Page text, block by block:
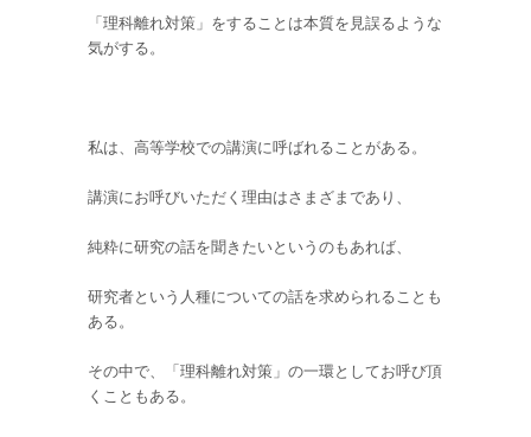
「理科離れ対策」をすることは本質を見誤るような
気がする。
私は、高等学校での講演に呼ばれることがある。
講演にお呼びいただく理由はさまざまであり、
純粋に研究の話を聞きたいというのもあれば、
研究者という人種についての話を求められることも
ある。
その中で、「理科離れ対策」の一環としてお呼び頂
くこともある。